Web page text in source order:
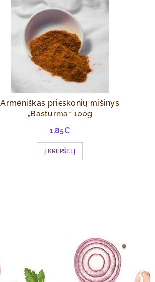
Armėniškas prieskonių mišinys
„Basturma“ 100g
1.85€
Į KREPŠELĮ